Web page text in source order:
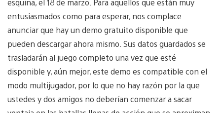
esquina, el 18 de marzo. Para aquellos que están muy
entusiasmados como para esperar, nos complace
anunciar que hay un demo gratuito disponible que
pueden descargar ahora mismo. Sus datos guardados se
trasladarán al juego completo una vez que esté
disponible y, aún mejor, este demo es compatible con el
modo multijugador, por lo que no hay razón por la que
ustedes y dos amigos no deberían comenzar a sacar